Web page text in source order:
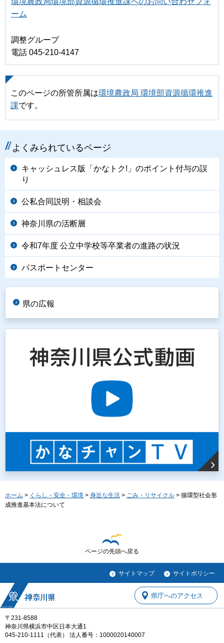
ーム
調整グループ
電話 045-210-4147
このページの所管所属は環境農政局 環境部資源循環推進
課です。
よくみられているページ
キャッシュレス版「かなトク!」のポイント付与の誤
り
公私合同説明・相談会
神奈川県の活断層
令和7年度 公立中学校等卒業者の進路の状況
パスポートセンター
県の広報
ホーム > くらし・安全・環境 > 身近な生活 > ごみ・リサイクル > 循環型社会形
成推進基本法について
ページの先頭へ戻る
サイトマップ サイトポリシー
〒231-8588
神奈川県横浜市中区日本大通1
045-210-1111（代表） 法人番号：1000020140007
県庁へのアクセス